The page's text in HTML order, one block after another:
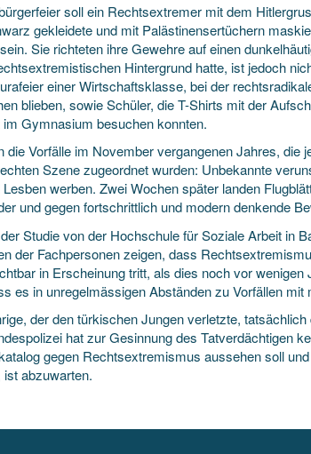
soll ein Rechtsextremer mit dem
gekleidete und mit Palästinensertüchern
Sie richteten ihre Gewehre auf einen
Hintergrund hatte, ist jedoch
einer Wirtschaftsklasse, bei der
blieben, sowie Schüler, die T-Shirts mit der
Gymnasium besuchen konnten.
die Vorfälle im November vergangenen Jahres, die
Szene zugeordnet wurden: Unbekannte
werben. Zwei Wochen später landen
und gegen fortschrittlich und modern denkende
Studie von der Hochschule für Soziale Arbeit in
der Fachpersonen zeigen, dass
in Erscheinung tritt, als dies noch vor
es in unregelmässigen Abständen zu Vorfällen
der den türkischen Jungen verletzte,
hat zur Gesinnung des Tatverdächtigen
gegen Rechtsextremismus aussehen soll
abzuwarten.